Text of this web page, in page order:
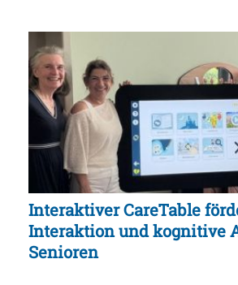
Interaktiver CareTable
Interaktion und kognitive
Senioren